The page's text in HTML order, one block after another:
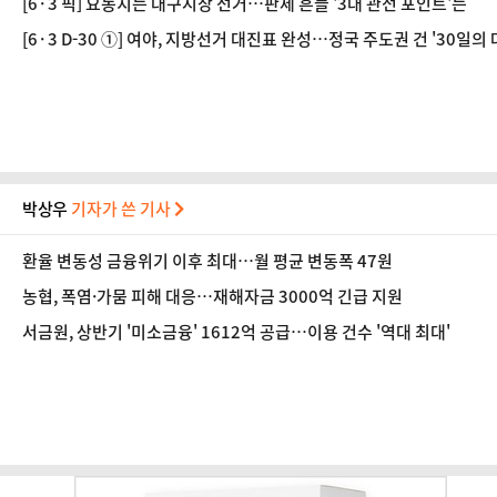
[6·3 D-30 ①] 여야, 지방선거 대진표 완성…정국 주도권 건 '30일의
박상우 기자가 쓴 기사
환율 변동성 금융위기 이후 최대…월 평균 변동폭 47원
농협, 폭염·가뭄 피해 대응…재해자금 3000억 긴급 지원
서금원, 상반기 '미소금융' 1612억 공급…이용 건수 '역대 최대'